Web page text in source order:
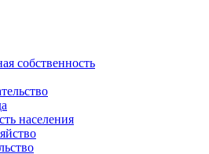
собственность
населения